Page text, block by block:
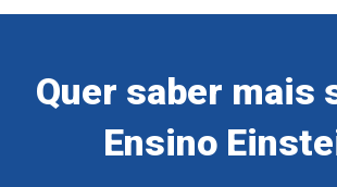
Quer saber mais
Ensino